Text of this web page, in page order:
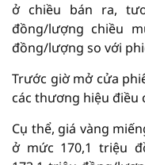
ở chiều bán ra,
đồng/lượng chiều
đồng/lượng so với
Trước giờ mở cửa
các thương hiệu điều
Cụ thể, giá vàng
ở mức 170,1 triệu